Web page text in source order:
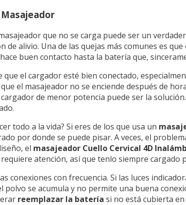
que no se carga puede ser un
de alivio. Una de las quejas más comunes es
buen contacto hasta la batería que,
que el cargador esté bien conectado,
el masajeador no se enciende después de
de menor potencia puede ser la
todo a la vida? Si eres de los que usa un
por donde se puede pisar. A veces, el
el masajeador Cuello Cervical 4D
atención, así que tenlo siempre cargado
conexiones con frecuencia. Si las luces
polvo se acumula y no permite una buena
reemplazar la batería si no está cubierta